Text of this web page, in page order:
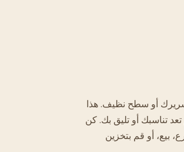
أو سطح نظيف. هذا
تناسبك أو تليق بك. كن
بيع، أو قم بتخزين